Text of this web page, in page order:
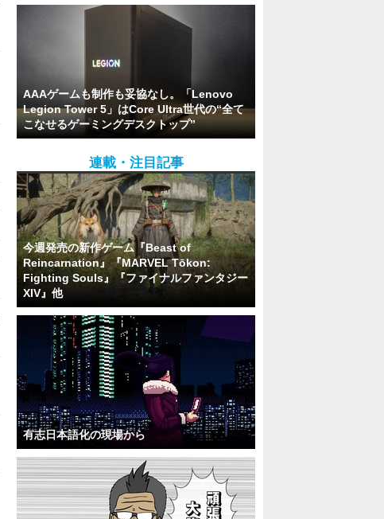
AAAゲームも制作も妥協なし。「Lenovo
Legion Tower 5」はCore Ultra世代の“全て
こなせるゲーミングデスクトップ”
連載・注目記事
今週発売の新作ゲーム『Beast of
Reincarnation』『MARVEL Tōkon:
Fighting Souls』『ファイナルファンタジー
XIV』他
有志日本語化の現場から